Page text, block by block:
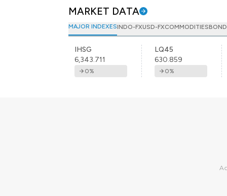
MARKET DATA
MAJOR INDEXESINDO-FXUSD-FXCOMMODITIES
IHSG
6,343.711
0%
LQ45
630.859
0%